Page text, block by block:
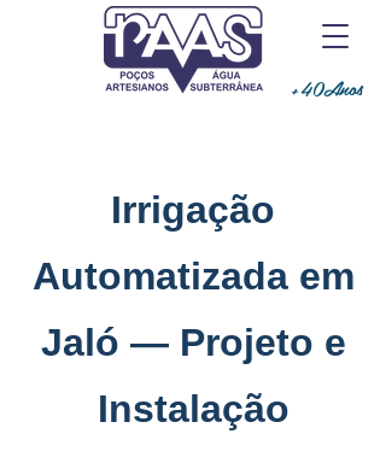
+40Anos
Irrigação
Automatizada em
Jaló — Projeto e
Instalação